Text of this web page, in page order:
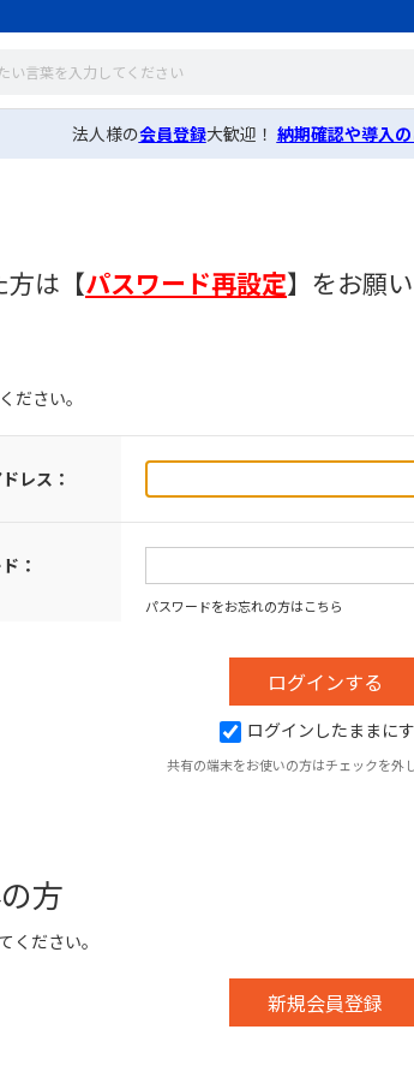
法人様の会員登録大歓迎！ 納期確認や導入
方は 【パスワード再設定】 をお願
ださい。
レス：
：
パスワードをお忘れの方はこちら
ログインしたままに
共有の端末をお使いの方はチェックを外
方
ださい。